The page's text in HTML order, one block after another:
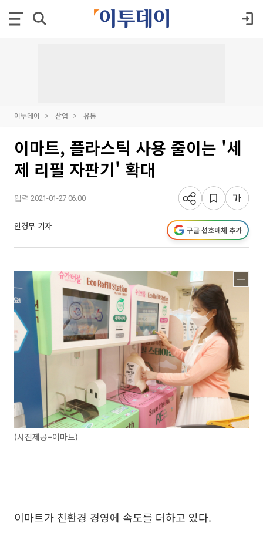
이투데이 산업 유통
이마트, 플라스틱 사용 줄이는 '세
제 리필 자판기' 확대
입력 2021-01-27 06:00
안경무 기자 구글 선호매체 추가
(사진제공=이마트)
이마트가 친환경 경영에 속도를 더하고 있다.